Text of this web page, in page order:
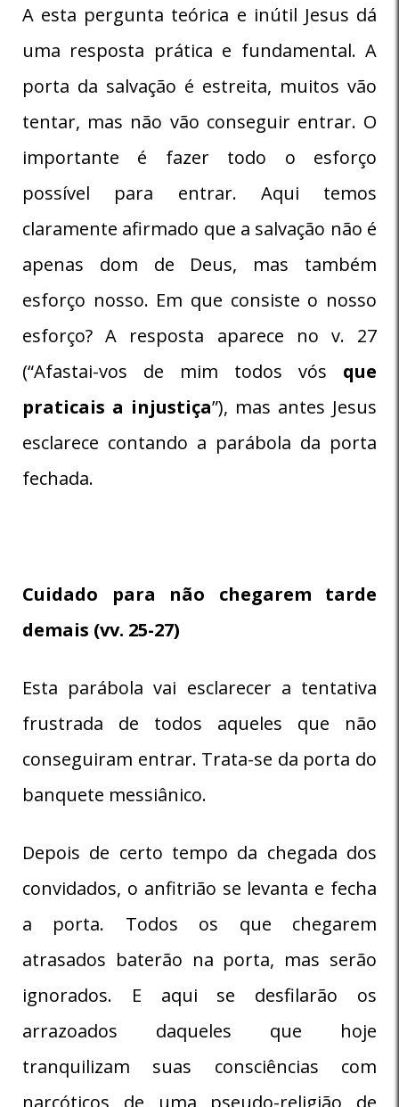
A esta pergunta teórica e inútil Jesus dá
uma resposta prática e fundamental. A
porta da salvação é estreita, muitos vão
tentar, mas não vão conseguir entrar. O
importante é fazer todo o esforço
possível para entrar. Aqui temos
claramente afirmado que a salvação não é
apenas dom de Deus, mas também
esforço nosso. Em que consiste o nosso
esforço? A resposta aparece no v. 27
(“Afastai-vos de mim todos vós que
praticais a injustiça”), mas antes Jesus
esclarece contando a parábola da porta
fechada.
Cuidado para não chegarem tarde
demais (vv. 25-27)
Esta parábola vai esclarecer a tentativa
frustrada de todos aqueles que não
conseguiram entrar. Trata-se da porta do
banquete messiânico.
Depois de certo tempo da chegada dos
convidados, o anfitrião se levanta e fecha
a porta. Todos os que chegarem
atrasados baterão na porta, mas serão
ignorados. E aqui se desfilarão os
arrazoados daqueles que hoje
tranquilizam suas consciências com
narcóticos de uma pseudo-religião de